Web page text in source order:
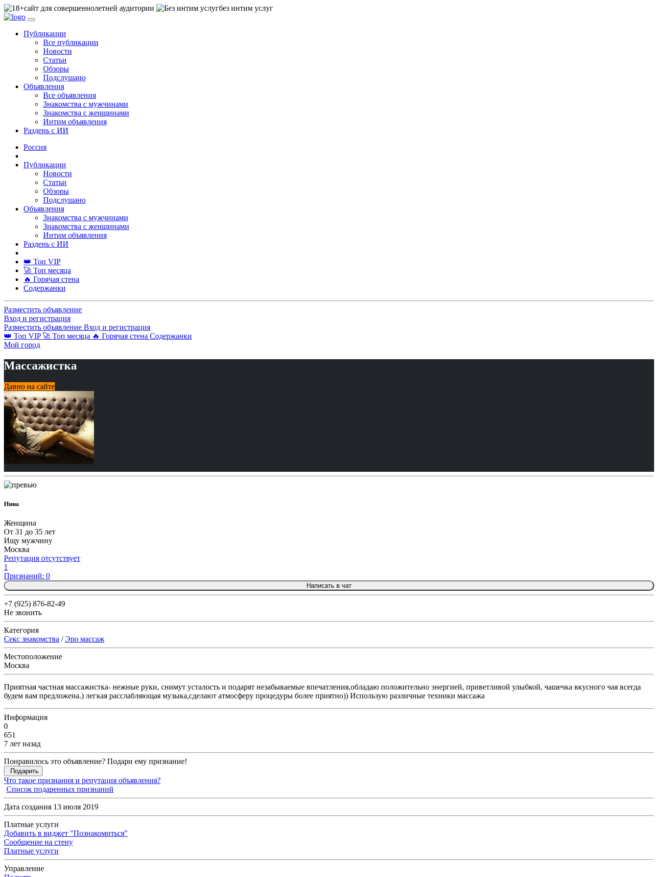
сайт для совершеннолетней аудитории без интим услуг
Публикации
Все публикации
Новости
Статьи
Обзоры
Подслушано
Объявления
Все объявления
Знакомства с мужчинами
Знакомства с женщинами
Интим объявления
Раздень с ИИ
Россия
Публикации
Новости
Статьи
Обзоры
Подслушано
Объявления
Знакомства с мужчинами
Знакомства с женщинами
Интим объявления
Раздень с ИИ
👑 Топ VIP
🚀 Топ месяца
🔥 Горячая стена
Содержанки
Разместить объявление
Вход и регистрация
Разместить объявление Вход и регистрация
👑 Топ VIP 🚀 Топ месяца 🔥 Горячая стена Содержанки
Мой город
Массажистка
Давно на сайте
Нина
Женщина
От 31 до 35 лет
Ищу мужчину
Москва
Репутация отсутствует
1
Признаний: 0
Написать в чат
+7 (925) 876-82-49
Не звонить
Категория
Секс знакомства /Эро массаж
Местоположение
Москва
Приятная частная массажистка- нежные руки, снимут усталость и подарят незабываемые впечатления,обладаю положительно энергией, приветливой улыбкой, чашечка вкусного чая всегда
будем вам предложена.) легкая расслабляющая музыка,сделают атмосферу процедуры более приятно)) Использую различные техники массажа
Информация
0
651
7 лет назад
Понравилось это объявление? Подари ему признание!
Подарить
Что такое признания и репутация объявления?
Список подаренных признаний
Дата создания 13 июля 2019
Платные услуги
Добавить в виджет "Познакомиться"
Сообщение на стену
Платные услуги
Управление